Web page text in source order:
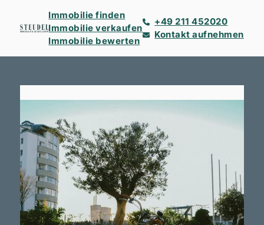
Immobilie finden
Immobilie verkaufen
Immobilie bewerten
+49 211 452020
Kontakt aufnehmen